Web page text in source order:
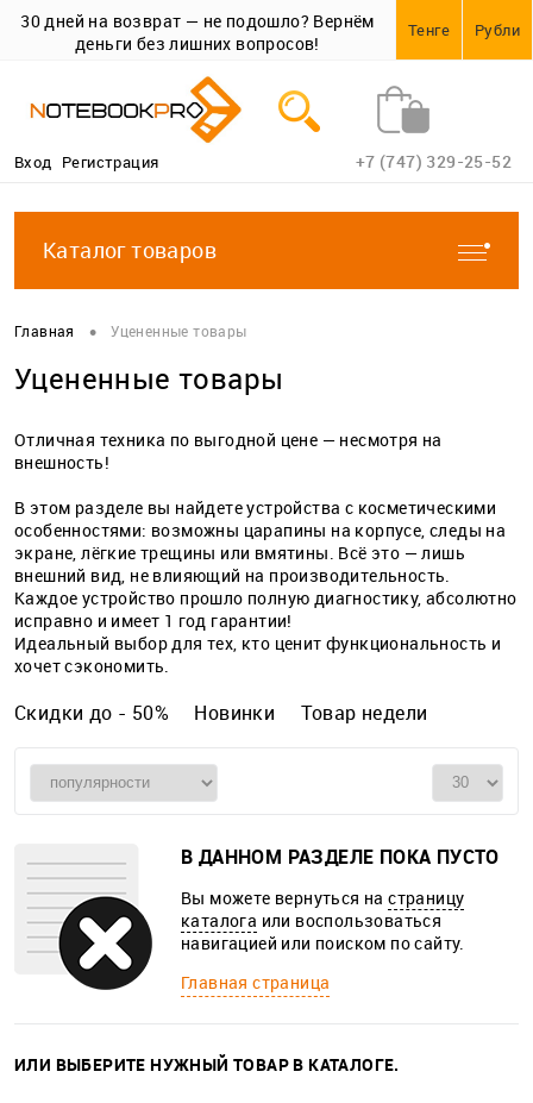
30 дней на возврат — не подошло? Вернём
деньги без лишних вопросов!
Тенге Рубли
Вход Регистрация +7 (747) 329-25-52
Каталог товаров
Главная • Уцененные товары
Уцененные товары
Отличная техника по выгодной цене — несмотря на
внешность!
В этом разделе вы найдете устройства с косметическими
особенностями: возможны царапины на корпусе, следы на
экране, лёгкие трещины или вмятины. Всё это — лишь
внешний вид, не влияющий на производительность.
Каждое устройство прошло полную диагностику, абсолютно
исправно и имеет 1 год гарантии!
Идеальный выбор для тех, кто ценит функциональность и
хочет сэкономить.
Скидки до - 50% Новинки Товар недели
В ДАННОМ РАЗДЕЛЕ ПОКА ПУСТО
Вы можете вернуться настраницу
каталога или воспользоваться
навигацией или поиском по сайту.
Главная страница
ИЛИ ВЫБЕРИТЕ НУЖНЫЙ ТОВАР В КАТАЛОГЕ.